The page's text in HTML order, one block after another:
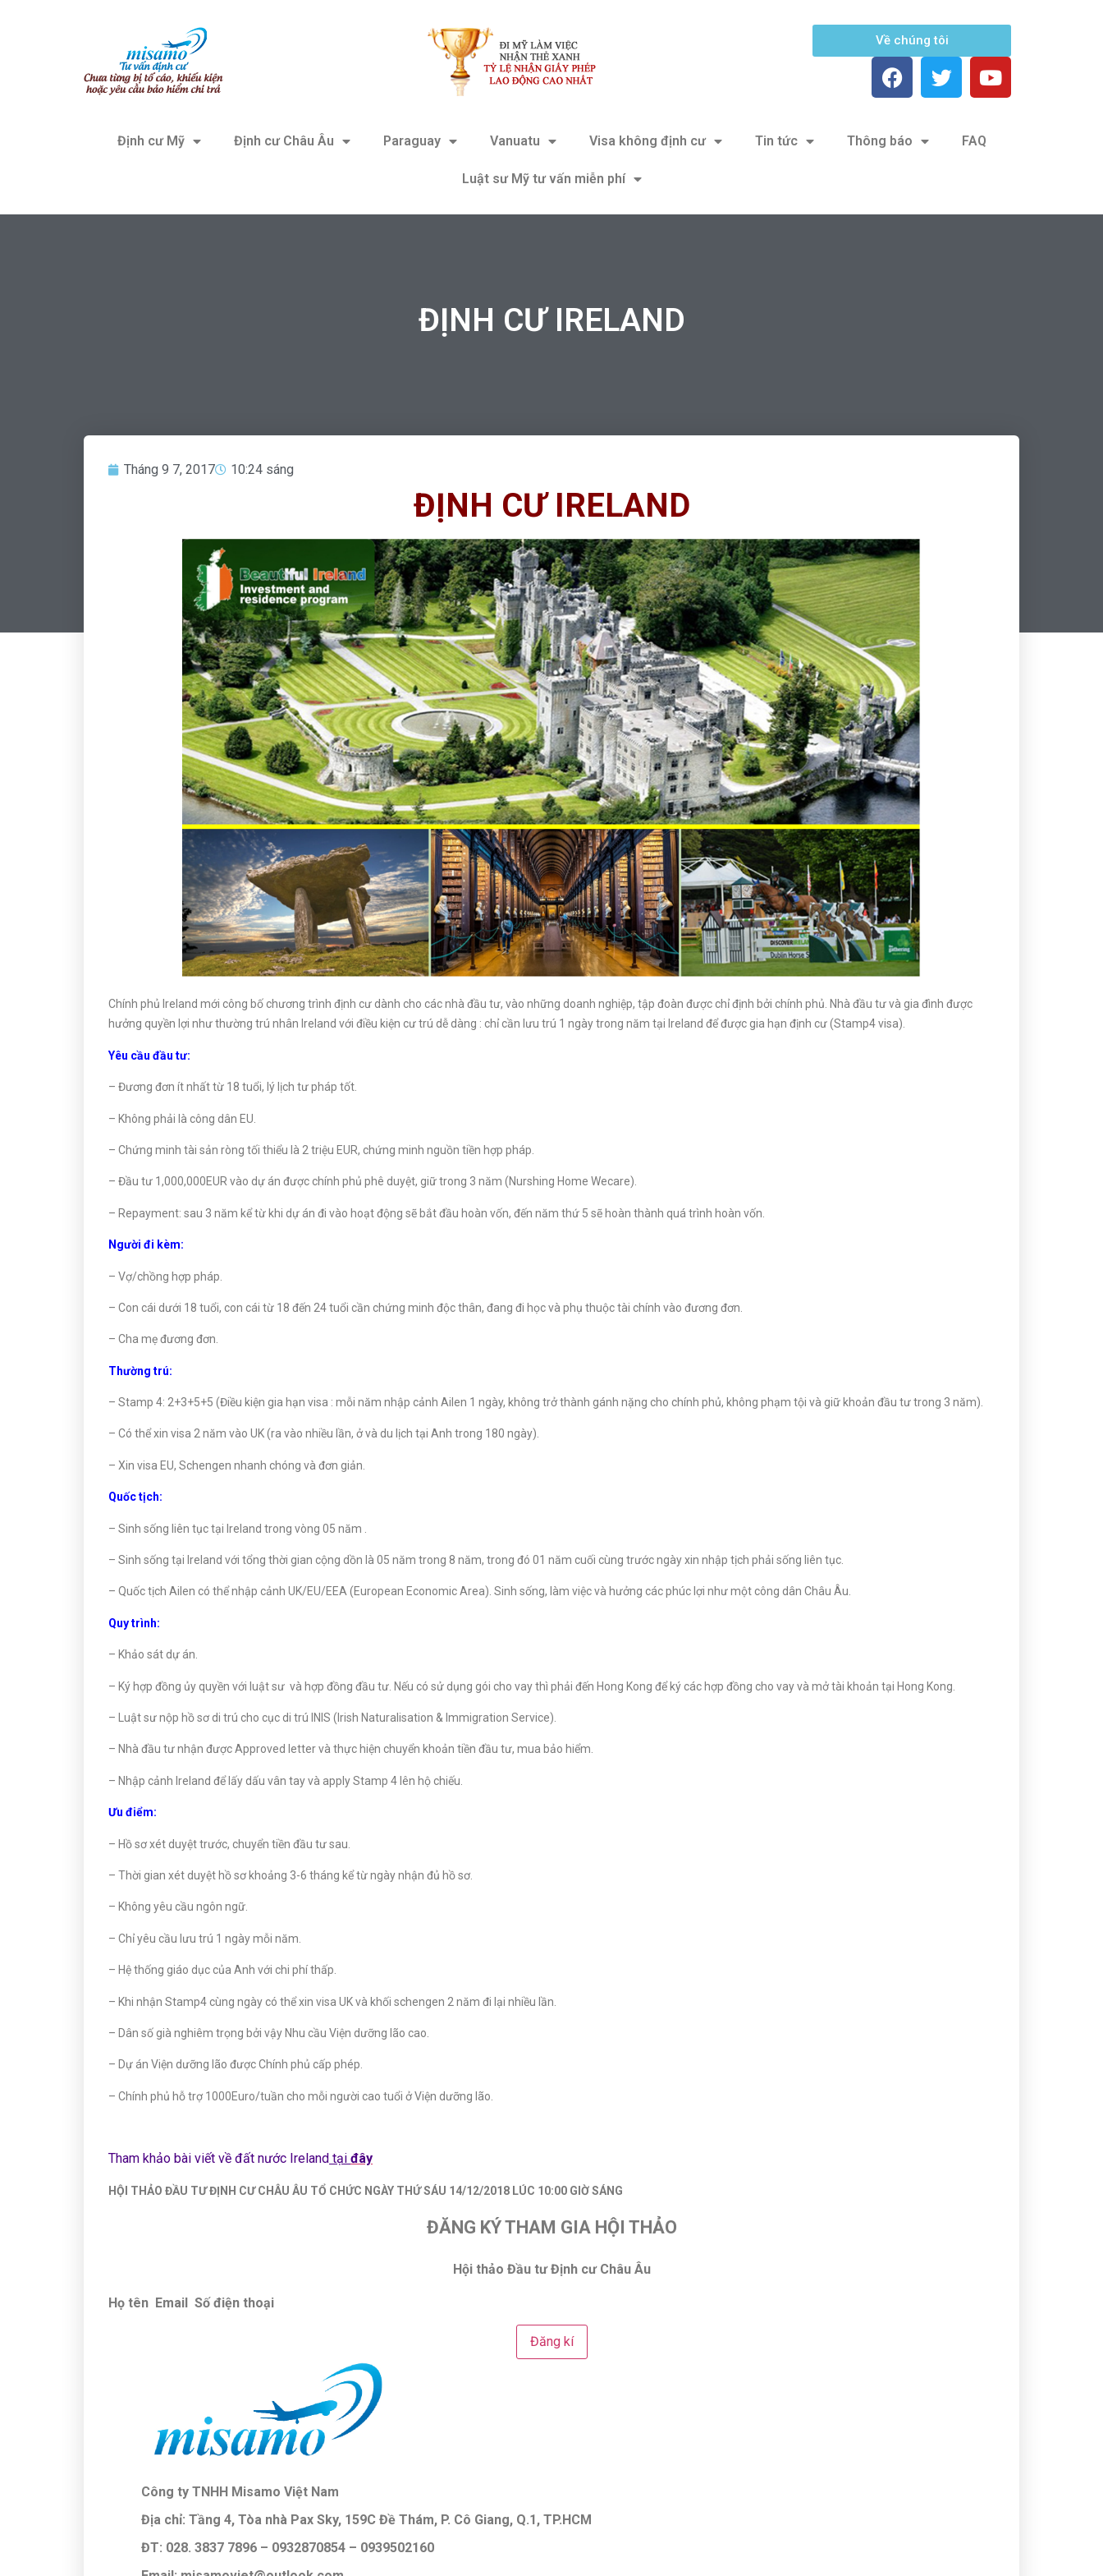
Về chúng tôi
Định cư Mỹ Định cư Châu Âu Paraguay Vanuatu Visa không định cư Tin tức Thông báo FAQ
Luật sư Mỹ tư vấn miễn phí
ĐỊNH CƯ IRELAND
Tháng 9 7, 2017 10:24 sáng
ĐỊNH CƯ IRELAND
Chính phủ Ireland mới công bố chương trình định cư dành cho các nhà đầu tư, vào những doanh nghiệp, tập đoàn được chỉ định bởi chính phủ. Nhà đầu tư và gia đình được
hưởng quyền lợi như thường trú nhân Ireland với điều kiện cư trú dễ dàng : chỉ cần lưu trú 1 ngày trong năm tại Ireland để được gia hạn định cư (Stamp4 visa).
Yêu cầu đầu tư:
– Đương đơn ít nhất từ 18 tuổi, lý lịch tư pháp tốt.
– Không phải là công dân EU.
– Chứng minh tài sản ròng tối thiểu là 2 triệu EUR, chứng minh nguồn tiền hợp pháp.
– Đầu tư 1,000,000EUR vào dự án được chính phủ phê duyệt, giữ trong 3 năm (Nurshing Home Wecare).
– Repayment: sau 3 năm kể từ khi dự án đi vào hoạt động sẽ bắt đầu hoàn vốn, đến năm thứ 5 sẽ hoàn thành quá trình hoàn vốn.
Người đi kèm:
– Vợ/chồng hợp pháp.
– Con cái dưới 18 tuổi, con cái từ 18 đến 24 tuổi cần chứng minh độc thân, đang đi học và phụ thuộc tài chính vào đương đơn.
– Cha mẹ đương đơn.
Thường trú:
– Stamp 4: 2+3+5+5 (Điều kiện gia hạn visa : mỗi năm nhập cảnh Ailen 1 ngày, không trở thành gánh nặng cho chính phủ, không phạm tội và giữ khoản đầu tư trong 3 năm).
– Có thể xin visa 2 năm vào UK (ra vào nhiều lần, ở và du lịch tại Anh trong 180 ngày).
– Xin visa EU, Schengen nhanh chóng và đơn giản.
Quốc tịch:
– Sinh sống liên tục tại Ireland trong vòng 05 năm .
– Sinh sống tại Ireland với tổng thời gian cộng dồn là 05 năm trong 8 năm, trong đó 01 năm cuối cùng trước ngày xin nhập tịch phải sống liên tục.
– Quốc tịch Ailen có thể nhập cảnh UK/EU/EEA (European Economic Area). Sinh sống, làm việc và hưởng các phúc lợi như một công dân Châu Âu.
Quy trình:
– Khảo sát dự án.
– Ký hợp đồng ủy quyền với luật sư và hợp đồng đầu tư. Nếu có sử dụng gói cho vay thì phải đến Hong Kong để ký các hợp đồng cho vay và mở tài khoản tại Hong Kong.
– Luật sư nộp hồ sơ di trú cho cục di trú INIS (Irish Naturalisation & Immigration Service).
– Nhà đầu tư nhận được Approved letter và thực hiện chuyển khoản tiền đầu tư, mua bảo hiểm.
– Nhập cảnh Ireland để lấy dấu vân tay và apply Stamp 4 lên hộ chiếu.
Ưu điểm:
– Hồ sơ xét duyệt trước, chuyển tiền đầu tư sau.
– Thời gian xét duyệt hồ sơ khoảng 3-6 tháng kể từ ngày nhận đủ hồ sơ.
– Không yêu cầu ngôn ngữ.
– Chỉ yêu cầu lưu trú 1 ngày mỗi năm.
– Hệ thống giáo dục của Anh với chi phí thấp.
– Khi nhận Stamp4 cùng ngày có thể xin visa UK và khối schengen 2 năm đi lại nhiều lần.
– Dân số già nghiêm trọng bởi vậy Nhu cầu Viện dưỡng lão cao.
– Dự án Viện dưỡng lão được Chính phủ cấp phép.
– Chính phủ hỗ trợ 1000Euro/tuần cho mỗi người cao tuổi ở Viện dưỡng lão.
Tham khảo bài viết về đất nước Ireland tại đây
HỘI THẢO ĐẦU TƯ ĐỊNH CƯ CHÂU ÂU TỔ CHỨC NGÀY THỨ SÁU 14/12/2018 LÚC 10:00 GIỜ SÁNG
ĐĂNG KÝ THAM GIA HỘI THẢO
Hội thảo Đầu tư Định cư Châu Âu
Họ tên Email Số điện thoại
Đăng kí
Công ty TNHH Misamo Việt Nam
Địa chỉ: Tầng 4, Tòa nhà Pax Sky, 159C Đề Thám, P. Cô Giang, Q.1, TP.HCM
ĐT: 028. 3837 7896 – 0932870854 – 0939502160